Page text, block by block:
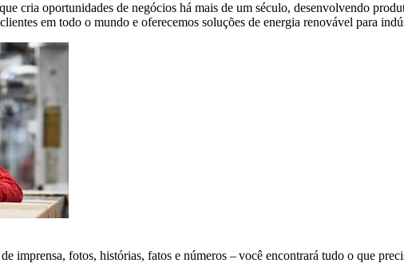
cria oportunidades de negócios há mais de um século, desenvolvendo
em todo o mundo e oferecemos soluções de energia renovável para
imprensa, fotos, histórias, fatos e números – você encontrará tudo o que